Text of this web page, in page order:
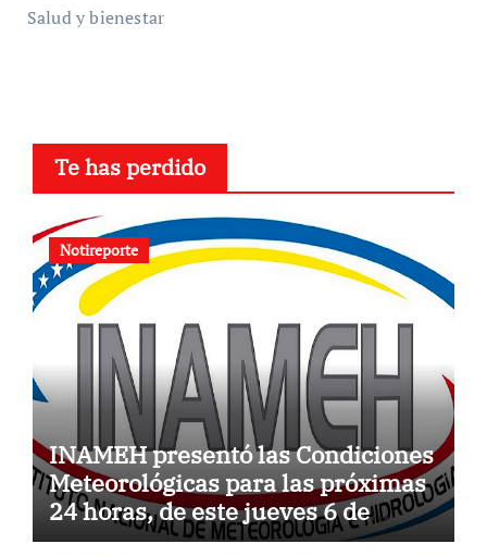
Salud y bienestar
Te has perdido
Notireporte
INAMEH presentó las Condiciones
Meteorológicas para las próximas
24 horas, de este jueves 6 de
agosto 2026